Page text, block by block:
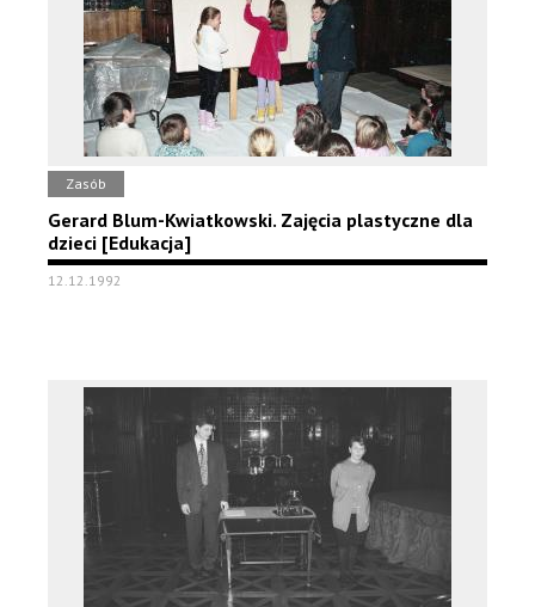
Zasób
Gerard Blum-Kwiatkowski. Zajęcia plastyczne dla
dzieci [Edukacja]
12.12.1992